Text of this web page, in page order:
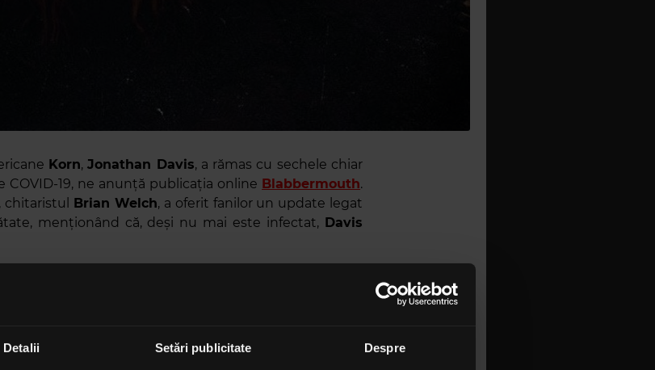
Detalii Setări publicitate Despre
Korn,Jonathan Davis, a rămas cu sechele chiar
COVID-19, ne anunță publicația online Blabbermouth.
chitaristul
Brian Welch, a oferit fanilor un update legat
menționând că, deși nu mai este infectat, Davis
iubire și energie, frate – are nevoie de voi mai mult ca